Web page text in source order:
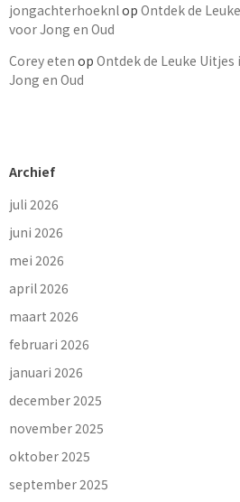
jongachterhoeknlop Ontdek de
voor Jong en Oud
Corey eten op Ontdek de Leuke
Jong en Oud
Archief
juli 2026
juni 2026
mei 2026
april 2026
maart 2026
februari 2026
januari 2026
december 2025
november 2025
oktober 2025
september 2025